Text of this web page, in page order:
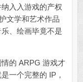
入入游戏的产权
文学和艺术作品
、绘画毕竟不是
的 ARPG 游戏才
一个完整的 IP，